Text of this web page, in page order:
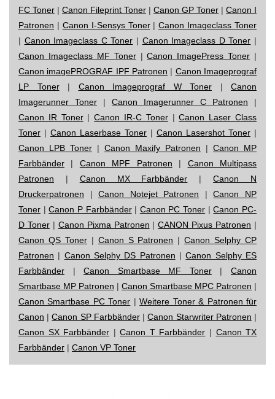
FC Toner | Canon Fileprint Toner | Canon GP Toner | Canon I
Patronen | Canon I-Sensys Toner|Canon Imageclass Toner
| Canon Imageclass C Toner | Canon Imageclass D Toner |
Canon Imageclass MF Toner|Canon ImagePress Toner |
Canon imagePROGRAF IPF Patronen | Canon Imageprograf
LP Toner| Canon Imageprograf W Toner | Canon
Imagerunner Toner | Canon Imagerunner C Patronen |
Canon IR Toner|Canon IR-C Toner|Canon Laser Class
Toner | Canon Laserbase Toner | Canon Lasershot Toner |
Canon LPB Toner | Canon Maxify Patronen | Canon MP
Farbbänder | Canon MPF Patronen | Canon Multipass
Patronen | Canon MX Farbbänder |Canon N
Druckerpatronen |Canon Notejet Patronen |Canon NP
Toner |Canon P Farbbänder| Canon PC Toner |Canon PC-
D Toner| Canon Pixma Patronen |CANON Pixus Patronen |
Canon QS Toner| Canon S Patronen |Canon Selphy CP
Patronen | Canon Selphy DS Patronen |Canon Selphy ES
Farbbänder |Canon Smartbase MF Toner|Canon
Smartbase MP Patronen | Canon Smartbase MPC Patronen |
Canon Smartbase PC Toner |Weitere Toner & Patronen für
Canon |Canon SP Farbbänder|Canon Starwriter Patronen |
Canon SX Farbbänder |Canon T Farbbänder | Canon TX
Farbbänder | Canon VP Toner